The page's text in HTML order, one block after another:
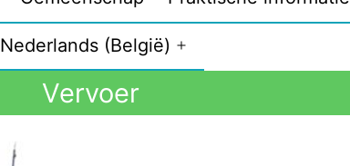
Nederlands (België)
Vervoer